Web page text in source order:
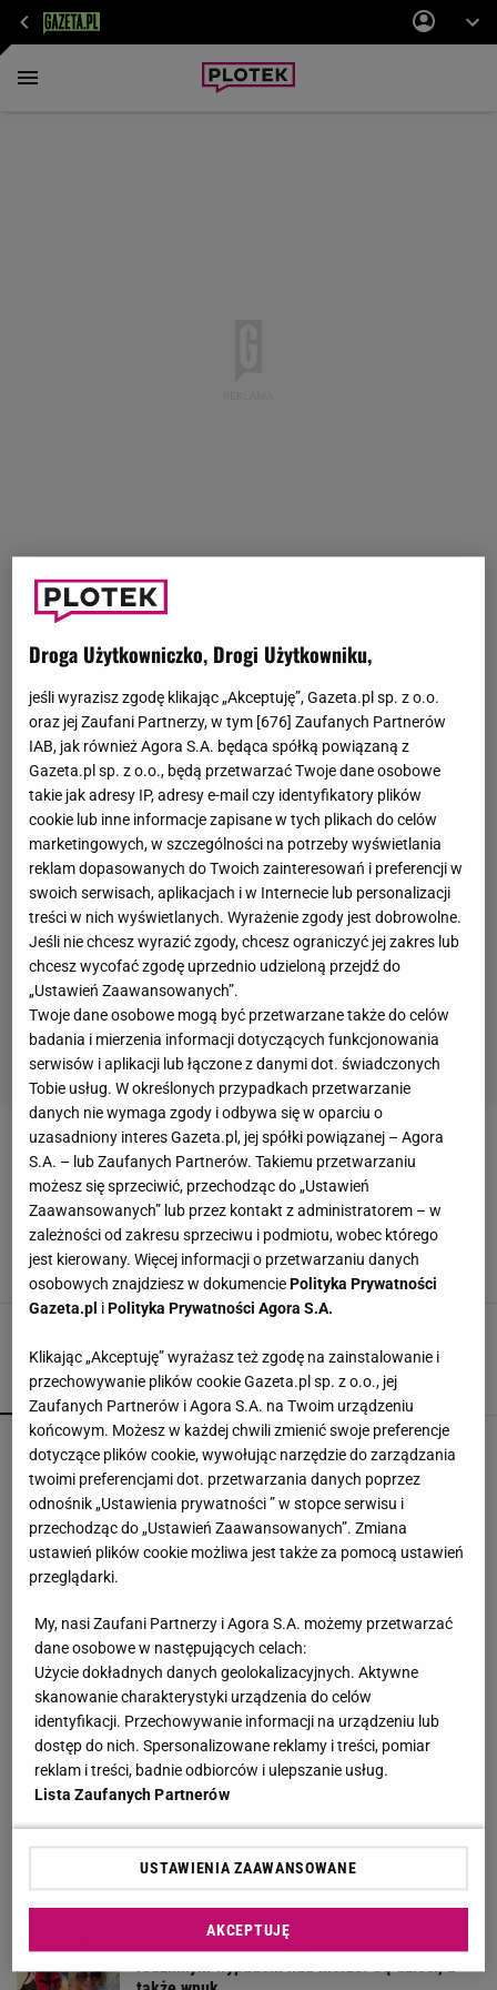
RODZINNE WAKACJE
Małgorzata Ostrowska-Królikowska chwali się
rodzinnym wypadem nad morze. Są dzieci, a
także wnuk
Joanna Cichońska, 19 SIERPNIA 2023, 09:40
POPULARNE NAJNOWSZE
Tusk wcale nie mieszka w luksusowej willi. Tak
jest w środku
Śmiertelne potrącenie Łukasza Litewki.
Kierowca przerwał milczenie
Kultowy serial powraca. "Line of Duty - wydział
wewnętrzny" już od czwartku, 6 sierpnia w BBC
First
MATERIAŁ PROMOCYJNY
Królikowski pierwszy raz na imprezie od czasu
rozwodu. Tak się zachowywał
Kulisy zmian w "halo tu polsat". "Cichopek źle
wypadła w badaniach"
Małgorzata Ostrowska-Królikowska chwali się
rodzinnym wypadem nad morze. Są dzieci, a
Droga Użytkowniczko, Drogi Użytkowniku,
jeśli wyrazisz zgodę klikając „Akceptuję”, Gazeta.pl sp. z o.o.
oraz jej Zaufani Partnerzy, w tym [ 676 ] Zaufanych Partnerów
IAB, jak również Agora S.A. będąca spółką powiązaną z
Gazeta.pl sp. z o.o., będą przetwarzać Twoje dane osobowe
takie jak adresy IP, adresy e-mail czy identyfikatory plików
cookie lub inne informacje zapisane w tych plikach do celów
marketingowych, w szczególności na potrzeby wyświetlania
reklam dopasowanych do Twoich zainteresowań i preferencji w
swoich serwisach, aplikacjach i w Internecie lub personalizacji
treści w nich wyświetlanych. Wyrażenie zgody jest dobrowolne.
Jeśli nie chcesz wyrazić zgody, chcesz ograniczyć jej zakres lub
chcesz wycofać zgodę uprzednio udzieloną przejdź do
„Ustawień Zaawansowanych”.
Twoje dane osobowe mogą być przetwarzane także do celów
badania i mierzenia informacji dotyczących funkcjonowania
serwisów i aplikacji lub łączone z danymi dot. świadczonych
Tobie usług. W określonych przypadkach przetwarzanie
danych nie wymaga zgody i odbywa się w oparciu o
uzasadniony interes Gazeta.pl, jej spółki powiązanej – Agora
S.A. – lub Zaufanych Partnerów. Takiemu przetwarzaniu
możesz się sprzeciwić, przechodząc do „Ustawień
Zaawansowanych” lub przez kontakt z administratorem – w
zależności od zakresu sprzeciwu i podmiotu, wobec którego
jest kierowany. Więcej informacji o przetwarzaniu danych
osobowych znajdziesz w dokumencie Polityka Prywatności
Gazeta.pl i Polityka Prywatności Agora S.A.
Klikając „Akceptuję” wyrażasz też zgodę na zainstalowanie i
przechowywanie plików cookie Gazeta.pl sp. z o.o., jej
Zaufanych Partnerów i Agora S.A. na Twoim urządzeniu
końcowym. Możesz w każdej chwili zmienić swoje preferencje
dotyczące plików cookie, wywołując narzędzie do zarządzania
twoimi preferencjami dot. przetwarzania danych poprzez
odnośnik „Ustawienia prywatności ” w stopce serwisu i
przechodząc do „Ustawień Zaawansowanych”. Zmiana
ustawień plików cookie możliwa jest także za pomocą ustawień
przeglądarki.
My, nasi Zaufani Partnerzy i Agora S.A. możemy przetwarzać
dane osobowe w następujących celach:
Użycie dokładnych danych geolokalizacyjnych. Aktywne
skanowanie charakterystyki urządzenia do celów
identyfikacji. Przechowywanie informacji na urządzeniu lub
dostęp do nich. Spersonalizowane reklamy i treści, pomiar
reklam i treści, badnie odbiorców i ulepszanie usług.
Lista Zaufanych Partnerów
USTAWIENIA ZAAWANSOWANE
AKCEPTUJĘ